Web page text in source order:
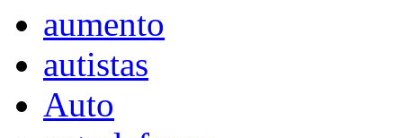
aumento
autistas
Auto